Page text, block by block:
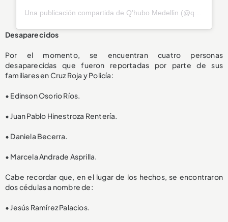
Desaparecidos
Por el momento, se encuentran cuatro personas
desaparecidas que fueron reportadas por parte de sus
familiares en Cruz Roja y Policía:
• Edinson Osorio Ríos.
• Juan Pablo Hinestroza Rentería.
• Daniela Becerra.
• Marcela Andrade Asprilla.
Cabe recordar que, en el lugar de los hechos, se encontraron
dos cédulas a nombre de:
• Jesús Ramírez Palacios.